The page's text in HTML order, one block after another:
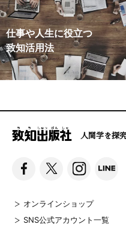
仕事や人生に役立つ
致知活用法
人間学を探
オンラインショップ
SNS公式アカウント一覧